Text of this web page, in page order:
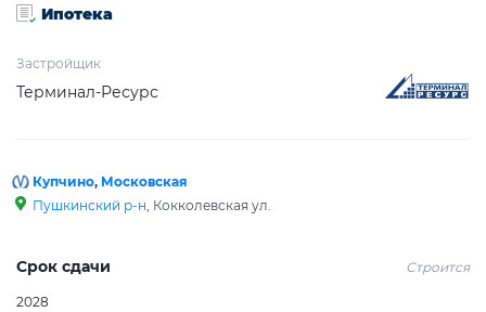
Ипотека
Застройщик
Терминал-Ресурс
Купчино, Московская
Пушкинский р-н, Кокколевская ул.
Срок сдачи Строится
2028